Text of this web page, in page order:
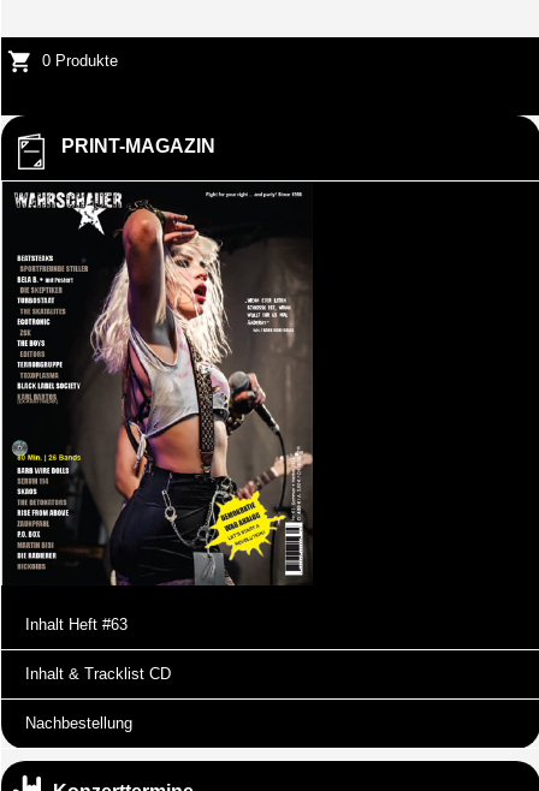
0 Produkte
PRINT-MAGAZIN
Inhalt Heft #63
Inhalt & Tracklist CD
Nachbestellung